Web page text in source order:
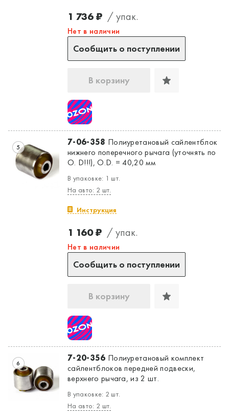
1 736 ₽ / упак.
Нет в наличии
Сообщить о поступлении
В корзину
5 7-06-358 Полиуретановый сайлентблок
нижнего поперечного рычага (уточнять по
O. D!!!), O.D. = 40,20 мм
В упаковке: 1 шт.
На авто: 2 шт.
Инструкция
1 160 ₽ / упак.
Нет в наличии
Сообщить о поступлении
В корзину
6 7-20-356 Полиуретановый комплект
сайлентблоков передней подвески,
верхнего рычага, из 2 шт.
В упаковке: 2 шт.
На авто: 2 шт.